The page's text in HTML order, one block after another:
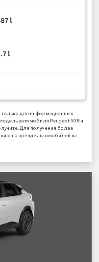
l
l
только для информационных
автомобиля Peugeot 508 и
Для получения более
по аренде автомобилей на